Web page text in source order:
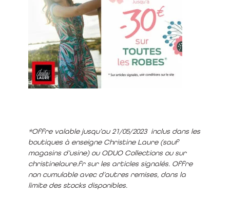
*Offre valable jusqu’au 21/05/2023 inclus dans les
boutiques à enseigne Christine Laure (sauf
magasins d’usine) ou ODUO Collections ou sur
christinelaure.fr sur les articles signalés. Offre
non cumulable avec d’autres remises, dans la
limite des stocks disponibles.